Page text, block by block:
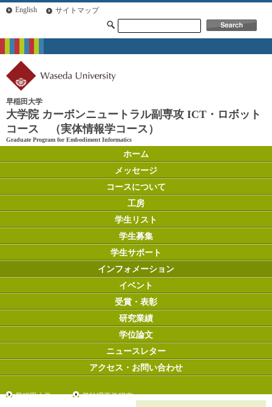
English サイトマップ
早稲田大学
大学院 カーボンニュートラル副専攻 ICT・ロボット
コース （実体情報学コース）
Graduate Program for Embodiment Informatics
ホーム
メッセージ
コースについて
工房
学生リスト
学生募集
学生サポート
インフォメーション
イベント
受賞・表彰
研究業績
学位論文
ニュースレター
アクセス・お問い合わせ
早稲田大学
基幹理工学研究